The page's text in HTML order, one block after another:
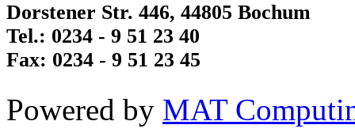
Dorstener Str. 446, 44805 Bochum
Tel.: 0234 - 9 51 23 40
Fax: 0234 - 9 51 23 45
Powered by MAT